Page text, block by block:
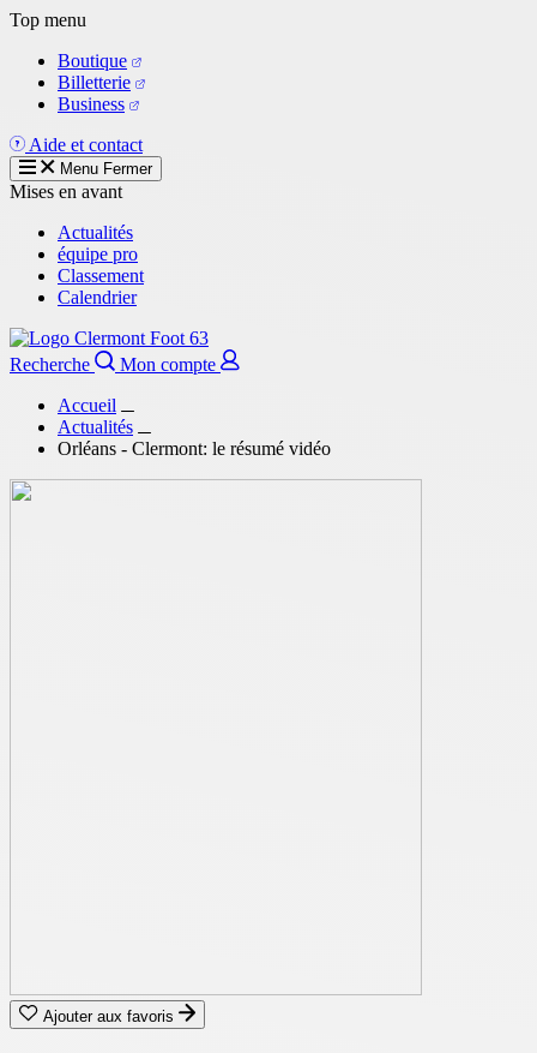
Aller
contenu
principal
Top menu
Boutique
Billetterie
Business
Aide et contact
Menu Fermer
Mises en avant
Actualités
équipe pro
Classement
Calendrier
Recherche
Mon compte
Accueil
Actualités
Orléans - Clermont: le résumé vidéo
Ajouter aux favoris